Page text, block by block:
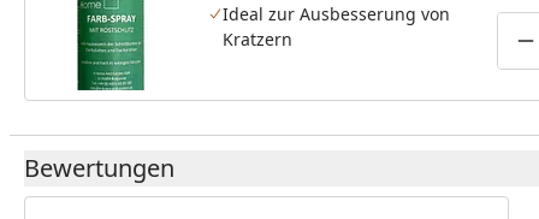
Dachprofile bei Kratzern
(150 ml, Farbton RAL7016)
Ideal zur Ausbesserung von
Kratzern
Bewertungen